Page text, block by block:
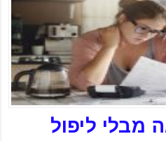
מבלי ליפול